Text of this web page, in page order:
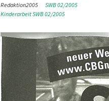
Redaktion2005
SWB 02/2005
KinderarbeitSWB 02/2005